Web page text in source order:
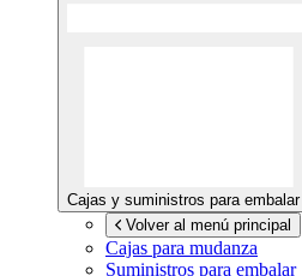
Cajas y suministros para embalar
Volver al menú principal
Cajas para mudanza
Suministros para embalar